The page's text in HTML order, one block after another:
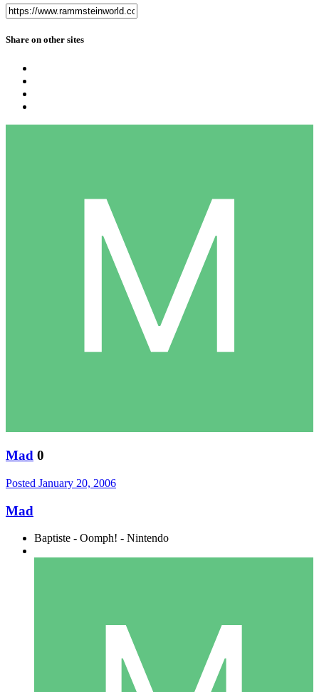
Share on other sites
Mad 0
Posted January 20, 2006
Mad
Baptiste - Oomph! - Nintendo